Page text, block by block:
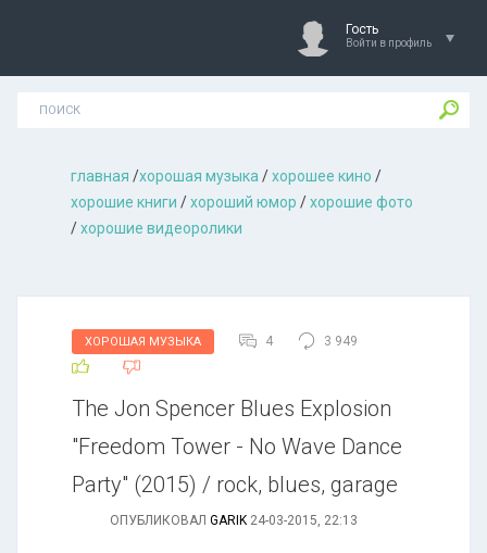
Гость
Войти в профиль
главная /хорошая музыкa /хорошее кино /
хорошие книги /хороший юмор /хорошие фото
/хорошие видеоролики
ХОРОШАЯ МУЗЫКА 4 3 949
The Jon Spencer Blues Explosion
"Freedom Tower - No Wave Dance
Party" (2015) / rock, blues, garage
ОПУБЛИКОВАЛ GARIK 24-03-2015, 22:13